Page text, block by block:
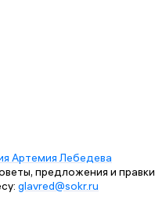
Артемия Лебедева
предложения и правки
glavred@sokr.ru